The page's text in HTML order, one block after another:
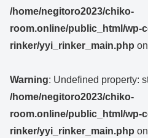
/home/negitoro2023/chiko-
room.online/public_html/wp-
rinker/yyi_rinker_main.php
Warning: Undefined property:
/home/negitoro2023/chiko-
room.online/public_html/wp-
rinker/yyi_rinker_main.php